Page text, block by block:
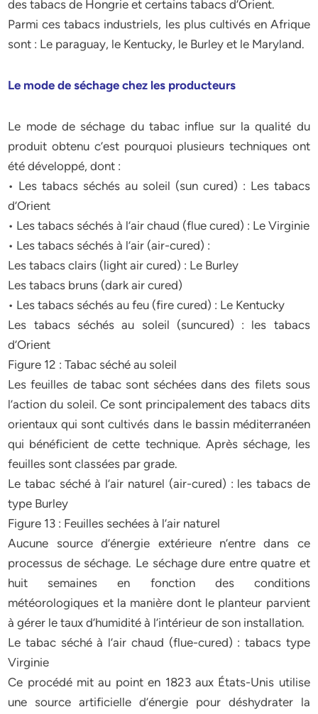
des tabacs de Hongrie et certains tabacs d’Orient.
Parmi ces tabacs industriels, les plus cultivés en Afrique
sont : Le paraguay, le Kentucky, le Burley et le Maryland.
Le mode de séchage chez les producteurs
Le mode de séchage du tabac influe sur la qualité du
produit obtenu c’est pourquoi plusieurs techniques ont
été développé, dont :
• Les tabacs séchés au soleil (sun cured) : Les tabacs
d’Orient
• Les tabacs séchés à l’air chaud (flue cured) : Le Virginie
• Les tabacs séchés à l’air (air-cured) :
Les tabacs clairs (light air cured) : Le Burley
Les tabacs bruns (dark air cured)
• Les tabacs séchés au feu (fire cured) : Le Kentucky
Les tabacs séchés au soleil (suncured) : les tabacs
d’Orient
Figure 12 : Tabac séché au soleil
Les feuilles de tabac sont séchées dans des filets sous
l’action du soleil. Ce sont principalement des tabacs dits
orientaux qui sont cultivés dans le bassin méditerranéen
qui bénéficient de cette technique. Après séchage, les
feuilles sont classées par grade.
Le tabac séché à l’air naturel (air-cured) : les tabacs de
type Burley
Figure 13 : Feuilles sechées à l’air naturel
Aucune source d’énergie extérieure n’entre dans ce
processus de séchage. Le séchage dure entre quatre et
huit semaines en fonction des conditions
météorologiques et la manière dont le planteur parvient
à gérer le taux d’humidité à l’intérieur de son installation.
Le tabac séché à l’air chaud (flue-cured) : tabacs type
Virginie
Ce procédé mit au point en 1823 aux États-Unis utilise
une source artificielle d’énergie pour déshydrater la